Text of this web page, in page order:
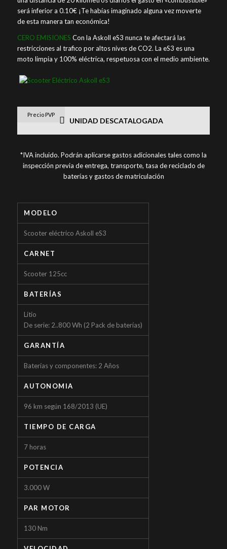
será inferior a 0.10€ ¡Te habías imaginado alguna vez moverte
de esta manera tan económica!
CERO EMISIONES Con la Askoll eS3 nunca te afectará las
restricciones al trafico por altos nives de CO2. La eS3 es una
moto limpia y 100% eléctrica, respetuosa con el medio ambiente.
Precio PVP
UNIDAD DESCATALOGADA
*IVA incluido. Podrán aplicarse gastos adicionales tales como la
inspección previa de entrega, transporte, tasa de reciclado de
baterías y gastos de matriculación
MODELO
Scooter eléctrico Askoll eS3
CARNET
Scooter 125cc
BATERÍAS
Litio
De serie: 2..800 Wh (2 Pack de baterías)
GARANTÍA
Baterías y componentes: 2 Años
AUTONOMIA
96 km según 168/2013 (UE)
TIEMPO DE CARGA
7 horas
POTENCIA
3.000 W
PAR MOTOR
130 Nm